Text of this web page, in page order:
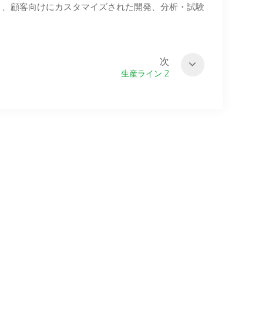
顧客向けにカスタマイズされた開発、分析・試験
次
生産ライン 2